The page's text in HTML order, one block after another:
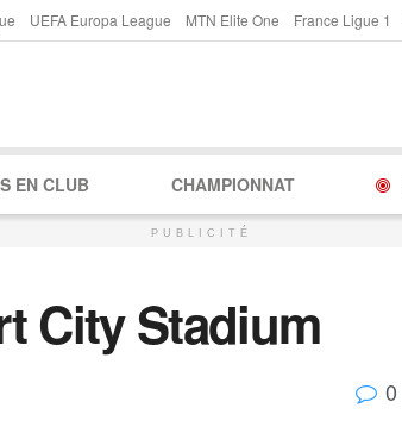
UEFA Europa League MTN Elite One France Ligue 1
EN CLUB CHAMPIONNAT
PUBLICITÉ
City Stadium
0